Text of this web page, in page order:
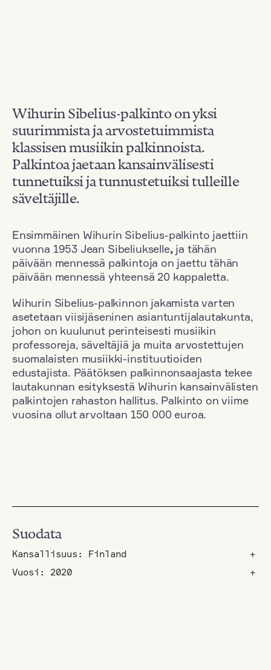
Wihurin Sibelius-palkinto on yksi
suurimmista ja arvostetuimmista
klassisen musiikin palkinnoista.
Palkintoa jaetaan kansainvälisesti
tunnetuiksi ja tunnustetuiksi tulleille
säveltäjille.
Ensimmäinen Wihurin Sibelius-palkinto jaettiin
vuonna 1953 Jean Sibeliukselle, ja tähän
päivään mennessä palkintoja on jaettu tähän
päivään mennessä yhteensä 20 kappaletta.
Wihurin Sibelius-palkinnon jakamista varten
asetetaan viisijäseninen asiantuntijalautakunta,
johon on kuulunut perinteisesti musiikin
professoreja, säveltäjiä ja muita arvostettujen
suomalaisten musiikki-instituutioiden
edustajista. Päätöksen palkinnonsaajasta tekee
lautakunnan esityksestä Wihurin kansainvälisten
palkintojen rahaston hallitus. Palkinto on viime
vuosina ollut arvoltaan 150 000 euroa.
Suodata
Kansallisuus: Finland
+
Vuosi: 2020
+